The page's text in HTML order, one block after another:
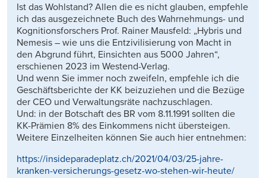
Ist das Wohlstand? Allen die es nicht glauben, empfehle
ich das ausgezeichnete Buch des Wahrnehmungs- und
Kognitionsforschers Prof. Rainer Mausfeld: „Hybris und
Nemesis – wie uns die Entzivilisierung von Macht in
den Abgrund führt, Einsichten aus 5000 Jahren“,
erschienen 2023 im Westend-Verlag.
Und wenn Sie immer noch zweifeln, empfehle ich die
Geschäftsberichte der KK beizuziehen und die Bezüge
der CEO und Verwaltungsräte nachzuschlagen.
Und: in der Botschaft des BR vom 8.11.1991 sollten die
KK-Prämien 8% des Einkommens nicht übersteigen.
Weitere Einzelheiten können Sie auch hier entnehmen:
https://insideparadeplatz.ch/2021/04/03/25-jahre-
kranken-versicherungs-gesetz-wo-stehen-wir-heute/